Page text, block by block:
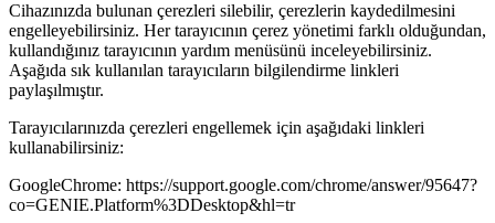
Cihazınızda bulunan çerezleri silebilir, çerezlerin kaydedilmesini
engelleyebilirsiniz. Her tarayıcının çerez yönetimi farklı olduğundan,
kullandığınız tarayıcının yardım menüsünü inceleyebilirsiniz.
Aşağıda sık kullanılan tarayıcıların bilgilendirme linkleri
paylaşılmıştır.
Tarayıcılarınızda çerezleri engellemek için aşağıdaki linkleri
kullanabilirsiniz:
GoogleChrome: https://support.google.com/chrome/answer/95647?
co=GENIE.Platform%3DDesktop&hl=tr